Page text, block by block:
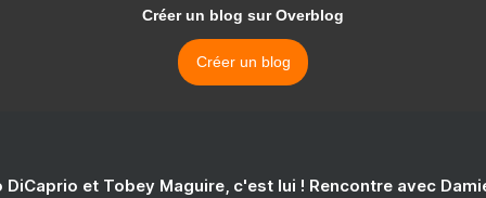
Créer un blog sur Overblog
Créer un blog
DiCaprio et Tobey Maguire, c'est lui ! Rencontre avec